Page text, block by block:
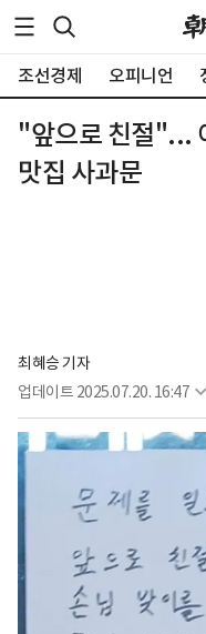
조선경제 오피니언
"앞으로 친절"...
맛집 사과문
최혜승 기자
업데이트 2025.07.20. 16:47